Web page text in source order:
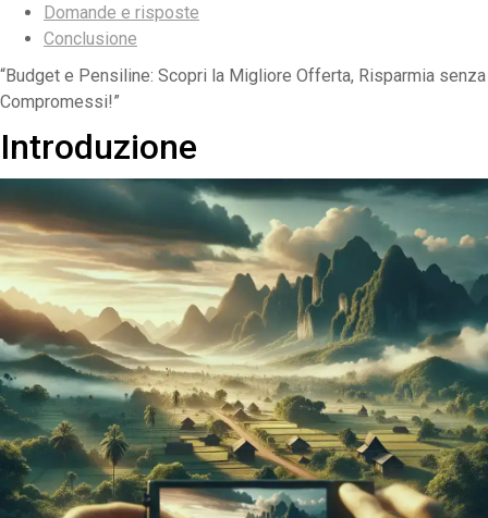
Domande e risposte
Conclusione
“Budget e Pensiline: Scopri la Migliore Offerta, Risparmia senza
Compromessi!”
Introduzione